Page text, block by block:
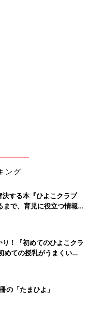
ング
する本『ひよこクラブ
で、育児に役立つ情報が
！『初めてのひよこクラ
めての授乳がうまくい
と夏のトラブル 解決テ
の「たまひよ」